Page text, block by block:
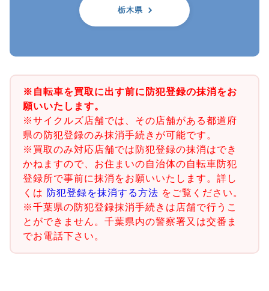
栃木県
※自転車を買取に出す前に防犯登録の抹消をお
願いいたします。
※サイクルズ店舗では、その店舗がある都道府
県の防犯登録のみ抹消手続きが可能です。
※買取のみ対応店舗では防犯登録の抹消はでき
かねますので、お住まいの自治体の自転車防犯
登録所で事前に抹消をお願いいたします。詳し
くは 防犯登録を抹消する方法 をご覧ください。
※千葉県の防犯登録抹消手続きは店舗で行うこ
とができません。千葉県内の警察署又は交番ま
でお電話下さい。